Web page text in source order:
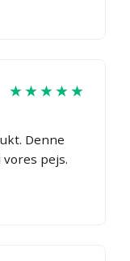
★★★★★
Denne
pejs.